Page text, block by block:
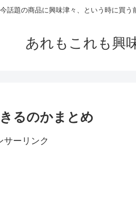
今話題の商品に興味津々、という時に買う
あれもこれも興
るのかまとめ
サーリンク